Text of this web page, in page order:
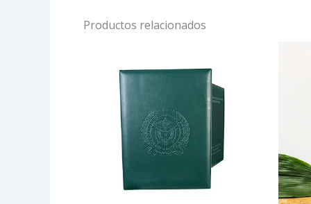
Productos relacionados
precios:
hasta
$86,000
opciones